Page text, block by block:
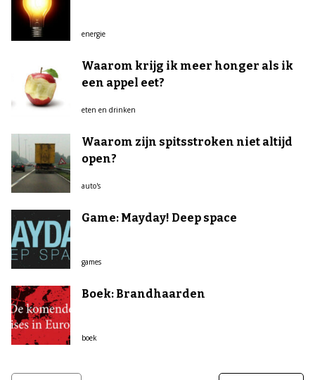
energie
Waarom krijg ik meer honger als ik
een appel eet?
eten en drinken
Waarom zijn spitsstroken niet altijd
open?
auto's
Game: Mayday! Deep space
games
Boek: Brandhaarden
boek